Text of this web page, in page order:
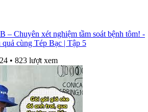
– Chuyên xét nghiệm tầm soát bệnh tôm! -
cùng Tép Bạc | Tập 5
• 823 lượt xem